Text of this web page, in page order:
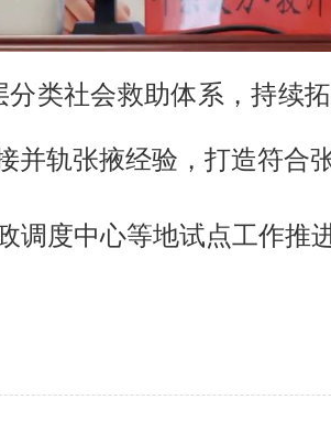
类社会救助体系，持续
并轨张掖经验，打造符合
度中心等地试点工作推